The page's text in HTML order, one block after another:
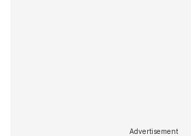
Advertisement